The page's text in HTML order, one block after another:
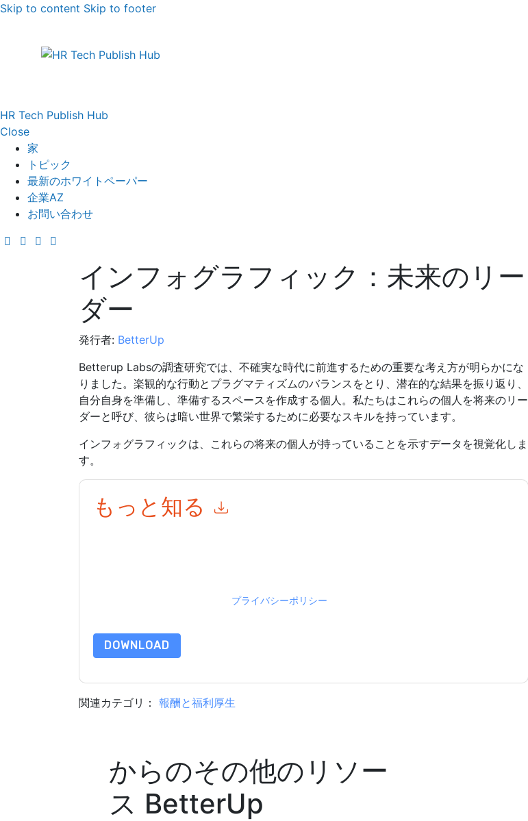
Skip to content Skip to footer
HR Tech Publish Hub
Close
家
トピック
最新のホワイトペーパー
企業AZ
お問い合わせ
インフォグラフィック：未来のリー
ダー
発行者: BetterUp
Betterup Labsの調査研究では、不確実な時代に前進するための重要な考え方が明らかにな
りました。楽観的な行動とプラグマティズムのバランスをとり、潜在的な結果を振り返り、
自分自身を準備し、準備するスペースを作成する個人。私たちはこれらの個人を将来のリー
ダーと呼び、彼らは暗い世界で繁栄するために必要なスキルを持っています。
インフォグラフィックは、これらの将来の個人が持っていることを示すデータを視覚化しま
す。
もっと知る
プライバシーポリシー
DOWNLOAD
関連カテゴリ： 報酬と福利厚生
からのその他のリソー
ス BetterUp